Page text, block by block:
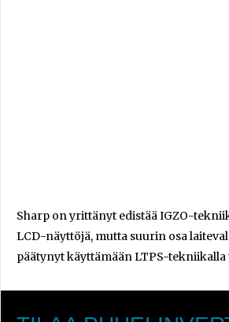
Sharp on yrittänyt edistää IGZO-
LCD-näyttöjä, mutta suurin osa
päätynyt käyttämään LTPS-